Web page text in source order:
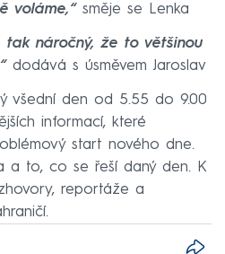
voláme,“směje se Lenka
náročný, že to většinou
dodává s úsměvem Jaroslav
všední den od 5.55 do 9.00
informací, které
start nového dne.
a to, co se řeší daný den. K
reportáže a